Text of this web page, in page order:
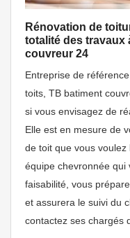
Rénovation de
totalité des travaux
couvreur 24
Entreprise de
toits, TB batiment
si vous envisagez de
Elle est en mesure de
de toit que vous voulez
équipe chevronnée qui
faisabilité, vous
et assurera le suivi du
contactez ses chargés